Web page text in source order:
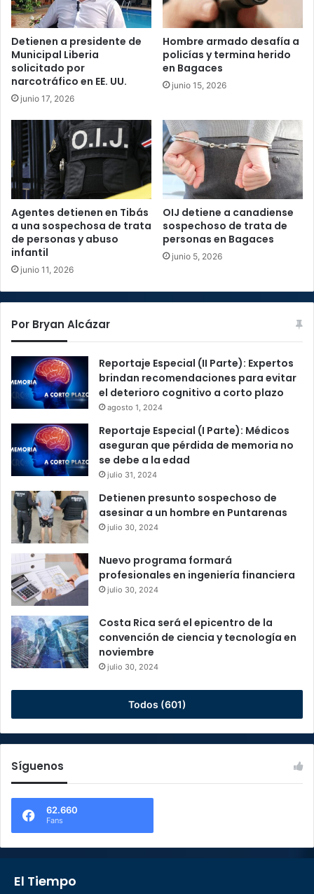
Detienen a presidente de
Municipal Liberia
solicitado por
narcotráfico en EE. UU.
junio 17, 2026
Hombre armado desafía a
policías y termina herido
en Bagaces
junio 15, 2026
Agentes detienen en Tibás
a una sospechosa de trata
de personas y abuso
infantil
junio 11, 2026
OIJ detiene a canadiense
sospechoso de trata de
personas en Bagaces
junio 5, 2026
Por Bryan Alcázar
Reportaje Especial (II Parte): Expertos
brindan recomendaciones para evitar
el deterioro cognitivo a corto plazo
agosto 1, 2024
Reportaje Especial (I Parte): Médicos
aseguran que pérdida de memoria no
se debe a la edad
julio 31, 2024
Detienen presunto sospechoso de
asesinar a un hombre en Puntarenas
julio 30, 2024
Nuevo programa formará
profesionales en ingeniería financiera
julio 30, 2024
Costa Rica será el epicentro de la
convención de ciencia y tecnología en
noviembre
julio 30, 2024
Todos (601)
Síguenos
62.660
Fans
El Tiempo